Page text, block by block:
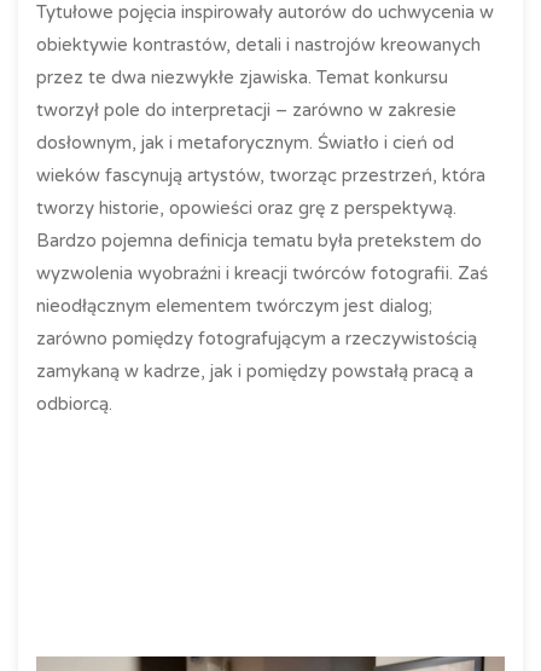
Tytułowe pojęcia inspirowały autorów do uchwycenia w
obiektywie kontrastów, detali i nastrojów kreowanych
przez te dwa niezwykłe zjawiska. Temat konkursu
tworzył pole do interpretacji – zarówno w zakresie
dosłownym, jak i metaforycznym. Światło i cień od
wieków fascynują artystów, tworząc przestrzeń, która
tworzy historie, opowieści oraz grę z perspektywą.
Bardzo pojemna definicja tematu była pretekstem do
wyzwolenia wyobraźni i kreacji twórców fotografii. Zaś
nieodłącznym elementem twórczym jest dialog;
zarówno pomiędzy fotografującym a rzeczywistością
zamykaną w kadrze, jak i pomiędzy powstałą pracą a
odbiorcą.